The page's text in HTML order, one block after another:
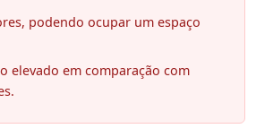
podendo ocupar um espaço
elevado em comparação com